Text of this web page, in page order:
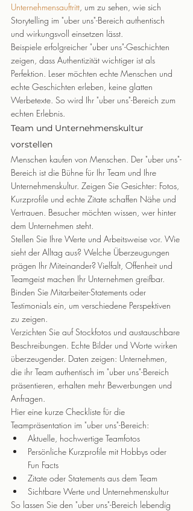
Unternehmensauftritt, um zu sehen, wie sich
Storytelling im "uber uns"-Bereich authentisch
und wirkungsvoll einsetzen lässt.
Beispiele erfolgreicher "uber uns"-Geschichten
zeigen, dass Authentizität wichtiger ist als
Perfektion. Leser möchten echte Menschen und
echte Geschichten erleben, keine glatten
Werbetexte. So wird Ihr "uber uns"-Bereich zum
echten Erlebnis.
Team und Unternehmenskultur
vorstellen
Menschen kaufen von Menschen. Der "uber uns"-
Bereich ist die Bühne für Ihr Team und Ihre
Unternehmenskultur. Zeigen Sie Gesichter: Fotos,
Kurzprofile und echte Zitate schaffen Nähe und
Vertrauen. Besucher möchten wissen, wer hinter
dem Unternehmen steht.
Stellen Sie Ihre Werte und Arbeitsweise vor. Wie
sieht der Alltag aus? Welche Überzeugungen
prägen Ihr Miteinander? Vielfalt, Offenheit und
Teamgeist machen Ihr Unternehmen greifbar.
Binden Sie Mitarbeiter-Statements oder
Testimonials ein, um verschiedene Perspektiven
zu zeigen.
Verzichten Sie auf Stockfotos und austauschbare
Beschreibungen. Echte Bilder und Worte wirken
überzeugender. Daten zeigen: Unternehmen,
die ihr Team authentisch im "uber uns"-Bereich
präsentieren, erhalten mehr Bewerbungen und
Anfragen.
Hier eine kurze Checkliste für die
Teampräsentation im "uber uns"-Bereich:
Aktuelle, hochwertige Teamfotos
Persönliche Kurzprofile mit Hobbys oder
Fun Facts
Zitate oder Statements aus dem Team
Sichtbare Werte und Unternehmenskultur
So lassen Sie den "uber uns"-Bereich lebendig